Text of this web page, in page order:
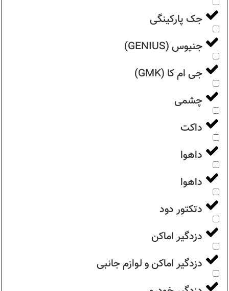
جک پارکینگی
جنیوس (GENIUS)
جی ام کا (GMK)
چشمی
داکت
داهوا
داهوا
دتکتور دود
دزدگیر اماکن
دزدگیر اماکن و لوازم جانبی